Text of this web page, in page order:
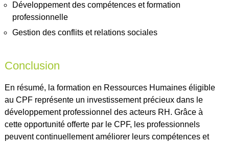
Développement des compétences et formation
professionnelle
Gestion des conflits et relations sociales
Conclusion
En résumé, la formation en Ressources Humaines éligible
au CPF représente un investissement précieux dans le
développement professionnel des acteurs RH. Grâce à
cette opportunité offerte par le CPF, les professionnels
peuvent continuellement améliorer leurs compétences et